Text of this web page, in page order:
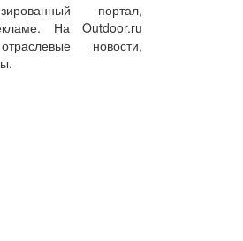
портал,
На Outdoor.ru
новости,